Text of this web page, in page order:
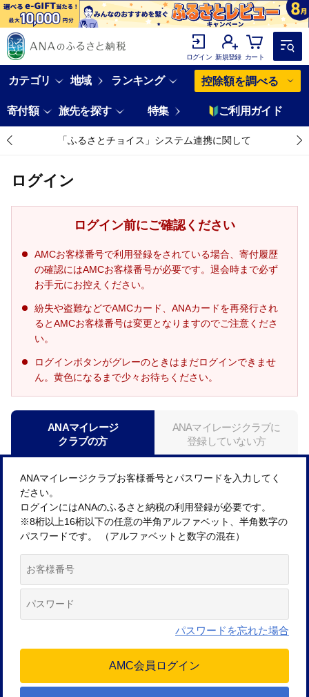
ログイン 新規登録 カート
カテゴリ 地域 ランキング 控除額を調べる
寄付額 旅先を探す 特集 ご利用ガイド
「ふるさとチョイス」システム連携に関して
ログイン
ログイン前にご確認ください
AMCお客様番号で利用登録をされている場合、寄付履歴
の確認にはAMCお客様番号が必要です。退会時まで必ず
お手元にお控えください。
紛失や盗難などでAMCカード、ANAカードを再発行され
るとAMCお客様番号は変更となりますのでご注意くださ
い。
ログインボタンがグレーのときはまだログインできませ
ん。黄色になるまで少々お待ちください。
ANAマイレージ
クラブの方
ANAマイレージクラブに
登録していない方
ANAマイレージクラブお客様番号とパスワードを入力してく
ださい。
ログインにはANAのふるさと納税の利用登録が必要です。
※8桁以上16桁以下の任意の半角アルファベット、半角数字の
パスワードです。 （アルファベットと数字の混在）
パスワードを忘れた場合